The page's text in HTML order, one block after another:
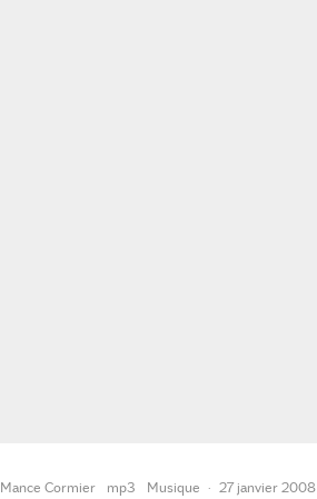
Cormier mp3 Musique · 27 janvier 2008